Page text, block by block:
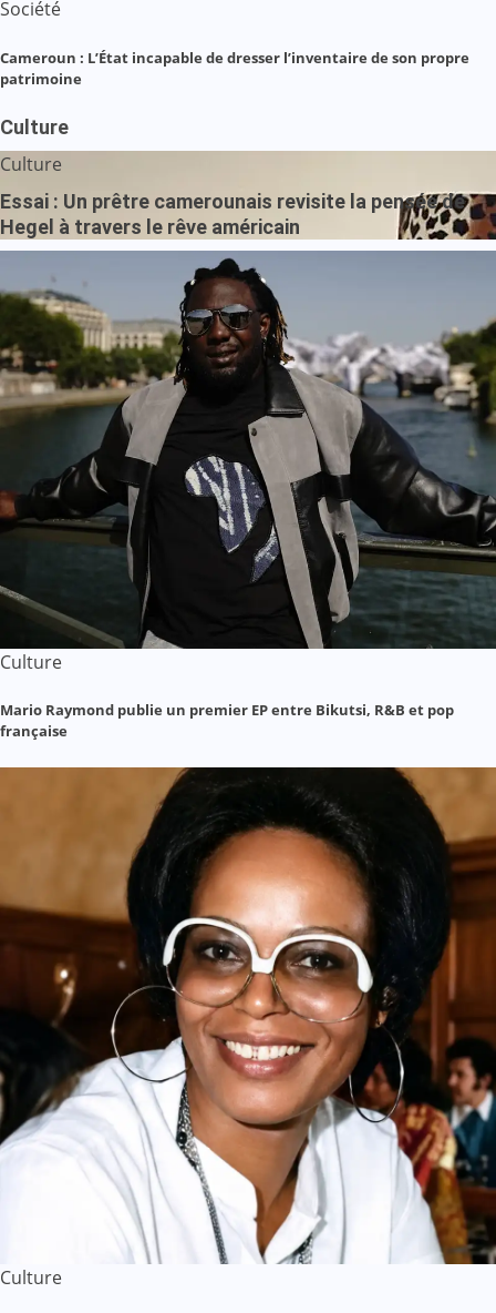
Société
Cameroun : L’État incapable de dresser l’inventaire de son propre
patrimoine
Culture
Culture
Essai : Un prêtre camerounais revisite la pensée de
Hegel à travers le rêve américain
Culture
Mario Raymond publie un premier EP entre Bikutsi, R&B et pop
française
Culture